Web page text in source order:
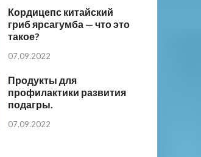
Кордицепс китайский
гриб ярсагумба — что это
такое?
07.09.2022
Продукты для
профилактики развития
подагры.
07.09.2022